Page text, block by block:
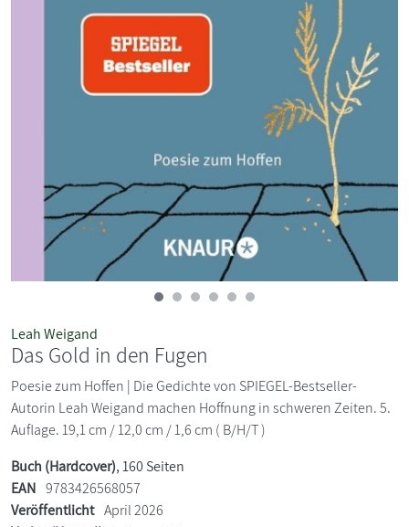
Leah Weigand
Das Gold in den Fugen
Poesie zum Hoffen | Die Gedichte von SPIEGEL-Bestseller-
Autorin Leah Weigand machen Hoffnung in schweren Zeiten. 5.
Auflage. 19,1 cm / 12,0 cm / 1,6 cm ( B/H/T )
Buch (Hardcover), 160 Seiten
EAN 9783426568057
Veröffentlicht April 2026